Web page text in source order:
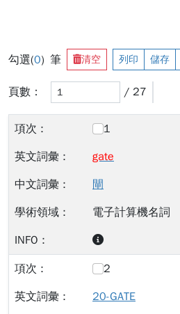
勾選(0) 筆 清空 列印 儲存
頁數： / 27
1
gate
閘
電子計算機名詞
2
20-GATE